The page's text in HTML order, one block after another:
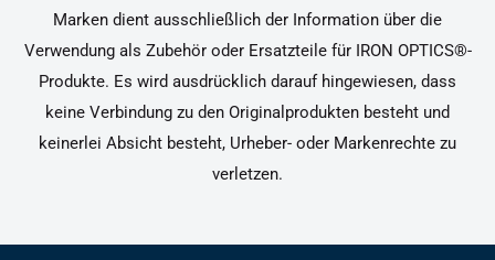
Marken dient ausschließlich der Information über die
Verwendung als Zubehör oder Ersatzteile für IRON OPTICS®-
Produkte. Es wird ausdrücklich darauf hingewiesen, dass
keine Verbindung zu den Originalprodukten besteht und
keinerlei Absicht besteht, Urheber- oder Markenrechte zu
verletzen.